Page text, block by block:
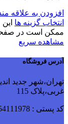
افزودن به علاقه
انتخاب گزینه ها
ممکن است در
مشاهده سریع
آدرس فروشگاه
غربی،پلاک 115
کد پستی : 3354111978